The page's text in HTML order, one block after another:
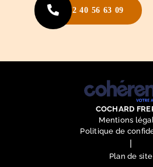
02 40 56 63 09
COCHARD
Mentions
Politique de
|
Plan de site